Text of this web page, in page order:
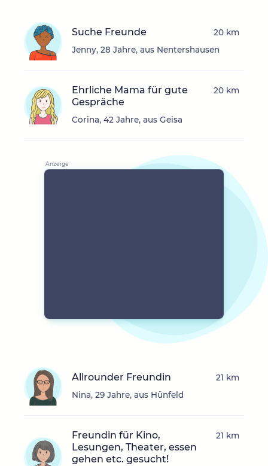
Suche Freunde
Jenny, 28 Jahre, aus Nentershausen
20 km
Ehrliche Mama für gute
Gespräche
Corina, 42 Jahre, aus Geisa
20 km
Allrounder Freundin
Nina, 29 Jahre, aus Hünfeld
21 km
Freundin für Kino,
Lesungen, Theater, essen
gehen etc. gesucht!
21 km